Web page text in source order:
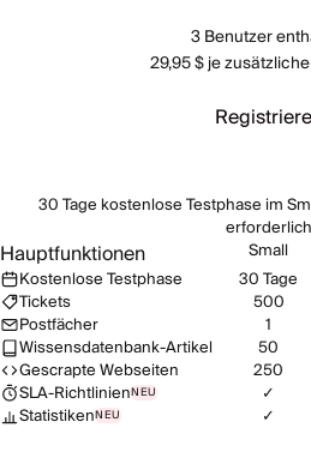
3 Benutzer
29,95 $ je
30 Tage kostenlose Testphase im
erforderlich
Hauptfunktionen Small
Kostenlose Testphase
30 Tage
Tickets
500
Postfächer
1
Wissensdatenbank-Artikel
50
Gescrapte Webseiten
250
SLA-RichtlinienNEU ✓
StatistikenNEU ✓